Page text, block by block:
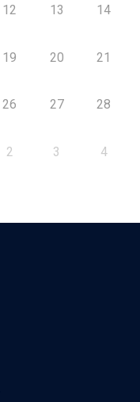
12 13 14
19 20 21
26 27 28
2 3 4